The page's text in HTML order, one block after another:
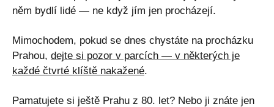
něm bydlí lidé — ne když jím jen procházejí.
Mimochodem, pokud se dnes chystáte na procházku
Prahou, dejte si pozor v parcích — v některých je
každé čtvrté klíště nakažené.
Pamatujete si ještě Prahu z 80. let? Nebo ji znáte jen